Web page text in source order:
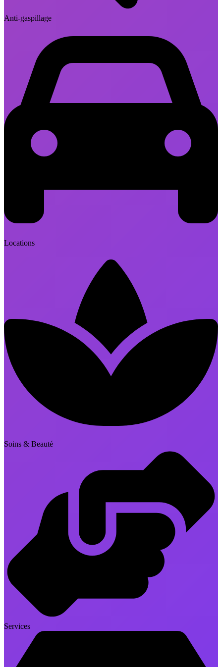
Anti-gaspillage
Locations
Soins & Beauté
Services